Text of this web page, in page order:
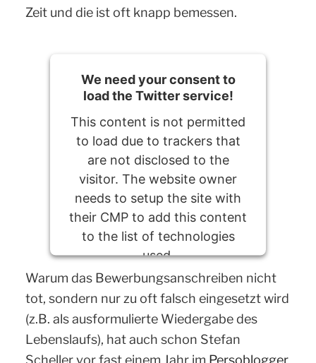
Zeit und die ist oft knapp bemessen.
We need your consent to
load the Twitter service!
This content is not permitted
to load due to trackers that
are not disclosed to the
visitor. The website owner
needs to setup the site with
their CMP to add this content
to the list of technologies
used.
Usercentrics Consent
Management Platform
Warum das Bewerbungsanschreiben nicht
tot, sondern nur zu oft falsch eingesetzt wird
(z.B. als ausformulierte Wiedergabe des
Lebenslaufs), hat auch schon Stefan
Scheller vor fast einem Jahr im Persoblogger